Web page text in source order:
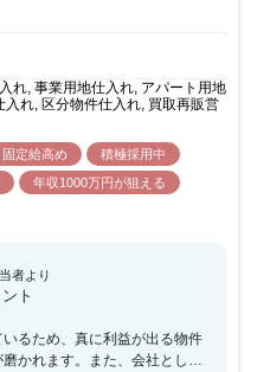
れ, 事業用地仕入れ, アパート用地
入れ, 区分物件仕入れ, 買取再販営
固定給高め
積極採用中
年収1000万円が狙える
者より
ト
るため、真に利益が出る物件
かれます。また、会社とし